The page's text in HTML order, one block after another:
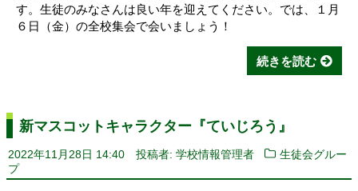
す。生徒のみなさんは良い年を迎えてください。では、１月
６日（金）の全校集会で会いましょう！
続きを読む
新マスコットキャラクター『ていじろう』
2022年11月28日 14:40 投稿者: 学校情報管理者
生徒会グルー
プ